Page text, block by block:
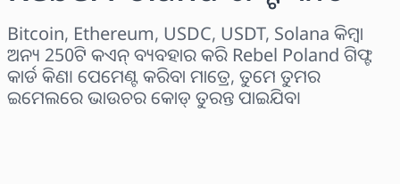
Bitcoin, Ethereum, USDC, USDT, Solana କିମ୍ବା
ଅନ୍ୟ 250ଟି କଏନ୍ ବ୍ୟବହାର କରି Rebel Poland ଗିଫ୍ଟ
କାର୍ଡ କିଣ। ପେମେଣ୍ଟ କରିବା ମାତ୍ରେ, ତୁମେ ତୁମର
ଇମେଲରେ ଭାଉଚର କୋଡ୍ ତୁରନ୍ତ ପାଇଯିବ।